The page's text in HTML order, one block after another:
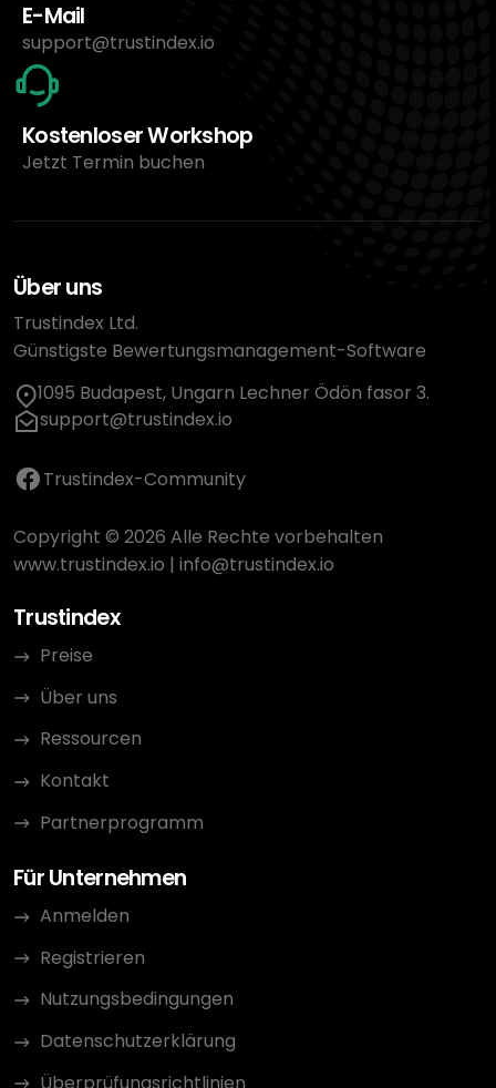
E-Mail
support@trustindex.io
Kostenloser Workshop
Jetzt Termin buchen
Über uns
Trustindex Ltd.
Günstigste Bewertungsmanagement-Software
1095 Budapest, Ungarn Lechner Ödön fasor 3.
support@trustindex.io
Trustindex-Community
Copyright © 2026 Alle Rechte vorbehalten
www.trustindex.io | info@trustindex.io
Trustindex
Preise
Über uns
Ressourcen
Kontakt
Partnerprogramm
Für Unternehmen
Anmelden
Registrieren
Nutzungsbedingungen
Datenschutzerklärung
Überprüfungsrichtlinien